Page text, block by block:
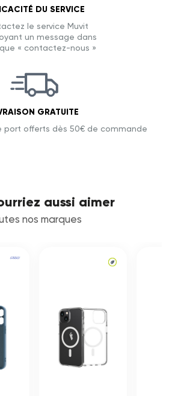
DU SERVICE
le service Muvit
un message dans
« contactez-nous »
GRATUITE
port offerts dès 50€ de commande
aussi aimer
nos marques